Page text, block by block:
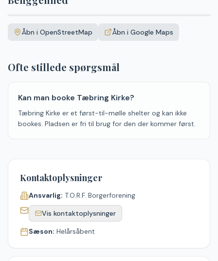
+Åbn i OpenStreetMap Åbn i Google Maps
Ofte stillede spørgsmål
Kan man booke Tæbring Kirke?
Tæbring Kirke er et først-til-mølle shelter og kan ikke
bookes. Pladsen er fri til brug for den der kommer først.
Kontaktoplysninger
Ansvarlig: T.O.R.F. Borgerforening
Vis kontaktoplysninger
Sæson: Helårsåbent